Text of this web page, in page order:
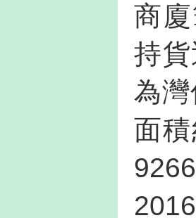
商
持
為
面